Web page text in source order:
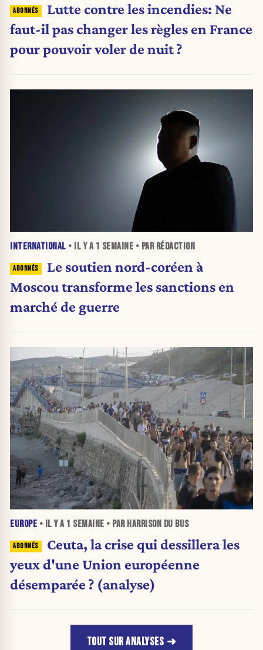
Lutte contre les incendies: Ne
faut-il pas changer les règles en France
pour pouvoir voler de nuit ?
INTERNATIONAL • IL Y A 1 SEMAINE • PAR RÉDACTION
Le soutien nord-coréen à
Moscou transforme les sanctions en
marché de guerre
EUROPE • IL Y A 1 SEMAINE • PAR HARRISON DU BUS
Ceuta, la crise qui dessillera les
yeux d'une Union européenne
désemparée ? (analyse)
TOUT SUR ANALYSES